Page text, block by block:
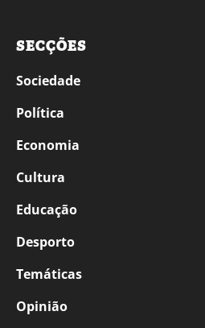
SECÇÕES
Sociedade
Política
Economia
Cultura
Educação
Desporto
Temáticas
Opinião